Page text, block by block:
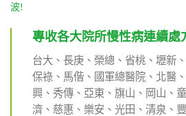
波!
專收各大院所慢性病連續處
台大、長庚、榮總、省桃、壢新
保祿、馬偕、國軍總醫院、北醫
興、秀傳、亞東、旗山、岡山、
濟、慈惠、樂安、光田、清泉、